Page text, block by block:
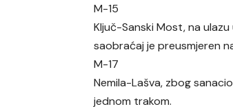
M-15
Ključ-Sanski Most, na
saobraćaj je preusmjeren
M-17
Nemila-Lašva, zbog
jednom trakom.